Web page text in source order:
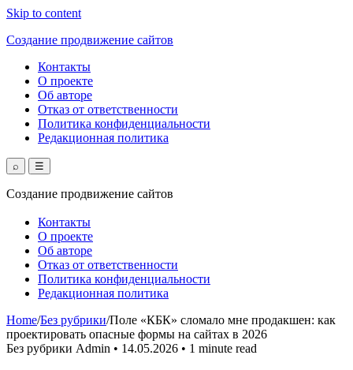
Skip to content
Создание продвижение сайтов
Контакты
О проекте
Об авторе
Отказ от ответственности
Политика конфиденциальности
Редакционная политика
⌕ ☰
Создание продвижение сайтов
Контакты
О проекте
Об авторе
Отказ от ответственности
Политика конфиденциальности
Редакционная политика
Home/Без рубрики/Поле «КБК» сломало мне продакшен: как
проектировать опасные формы на сайтах в 2026
Без рубрики Admin • 14.05.2026 • 1 minute read